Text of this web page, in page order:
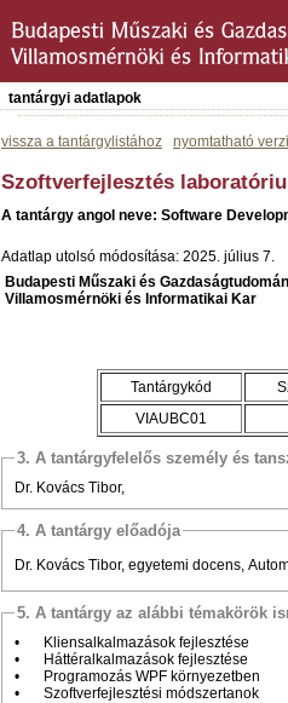
tantárgyi adatlapok
vissza a tantárgylistához nyomtatható
Szoftverfejlesztés
A tantárgy angol neve: Software
Adatlap utolsó módosítása: 2025. július 7.
Budapesti Műszaki és
Villamosmérnöki és Informatikai Kar
Tantárgykód
VIAUBC01
3. A tantárgyfelelős személy és
Dr. Kovács Tibor,
4. A tantárgy előadója
Dr. Kovács Tibor, egyetemi docens,
5. A tantárgy az alábbi témakörök
•
Kliensalkalmazások fejlesztése
•
Háttéralkalmazások fejlesztése
•
Programozás WPF környezetben
•
Szoftverfejlesztési módszertanok